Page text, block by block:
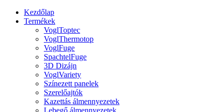
Kezdőlap
Termékek
VoglToptec
VoglThermotop
VoglFuge
SpachtelFuge
3D Dizájn
VoglVariety
Színezett panelek
Szerelőajtók
Kazettás álmennyezetek
Lebegő álmennyezetek